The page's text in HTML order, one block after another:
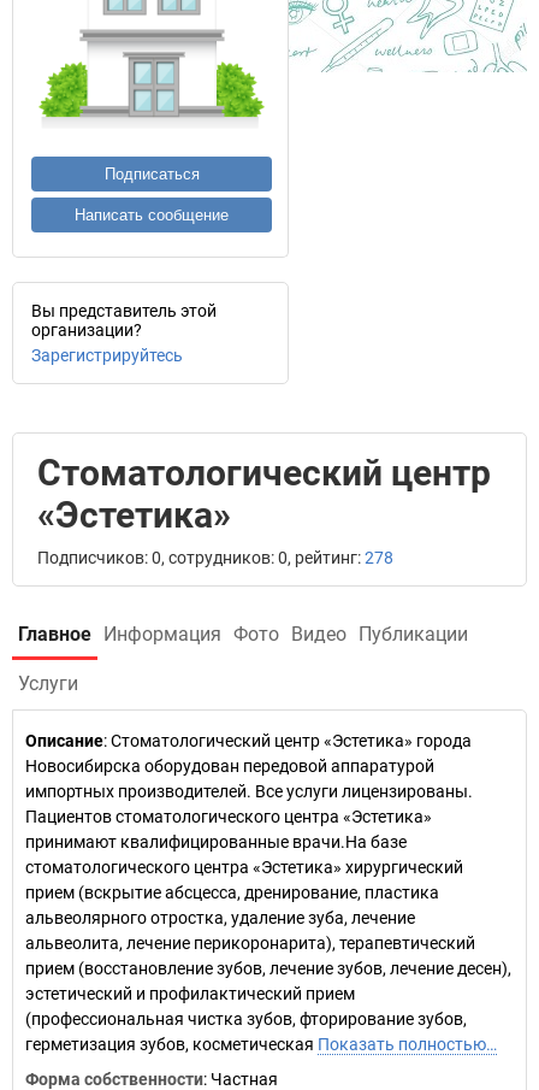
Подписаться
Написать сообщение
Вы представитель этой
организации?
Зарегистрируйтесь
Стоматологический центр
«Эстетика»
Подписчиков: 0, сотрудников: 0, рейтинг:278
Главное Информация Фото Видео Публикации
Услуги
Описание: Стоматологический центр «Эстетика» города
Новосибирска оборудован передовой аппаратурой
импортных производителей. Все услуги лицензированы.
Пациентов стоматологического центра «Эстетика»
принимают квалифицированные врачи.На базе
стоматологического центра «Эстетика» хирургический
прием (вскрытие абсцесса, дренирование, пластика
альвеолярного отростка, удаление зуба, лечение
альвеолита, лечение перикоронарита), терапевтический
прием (восстановление зубов, лечение зубов, лечение десен),
эстетический и профилактический прием
(профессиональная чистка зубов, фторирование зубов,
герметизация зубов, косметическая Показать полностью…
Форма собственности: Частная